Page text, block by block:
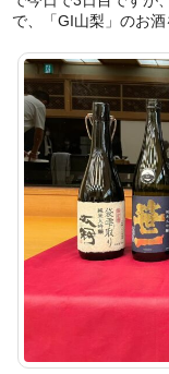
で、「GI山梨」のお